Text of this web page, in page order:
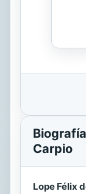
Carpio
Lope Félix